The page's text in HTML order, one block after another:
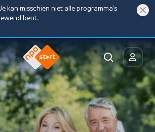
kan misschien niet alle programma’s
bent.